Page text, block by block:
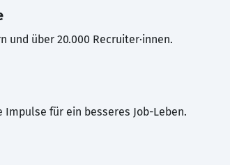
und über 20.000 Recruiter·innen.
für ein besseres Job-Leben.